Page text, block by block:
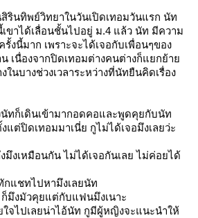
รินทิพย์วิทยาในวันเปิดเทอมวันแรก นัท
ขาได้เลื่อนชั้นไปอยู่ ม.4 แล้ว นัท มีความ
งนี้มาก เพราะจะได้เจอกับเพื่อนๆของ
เนื่องจากปิดเทอมต่างคนต่างก็แยกย้า
ในบางช่วงเวลาระหว่างที่นัทยืนคิดเรื่อง
ทก็เดินเข้ามากอดคอและพูดคุยกับนัท
แต่ปิดเทอมมาเนี่ย กูไม่ได้เจอมึงเลยว่ะ
มึงเหมือนกัน ไม่ได้เจอกันเลย ไม่ค่อยได้
แชทไปหามึงเลยนัท
มึงมัวคุยแต่กับแฟนมึงเนาะ
ใจไปเลยน่าไอ้นัท กูมีผู้หญิงจะแนะนำให้